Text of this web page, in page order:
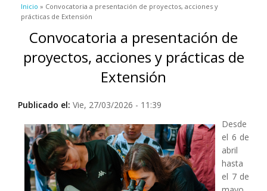
Se encuentra usted aquí
Inicio » Convocatoria a presentación de proyectos, acciones y
prácticas de Extensión
Convocatoria a presentación de
proyectos, acciones y prácticas de
Extensión
Publicado el: Vie, 27/03/2026 - 11:39
Desde
el 6 de
abril
hasta
el 7 de